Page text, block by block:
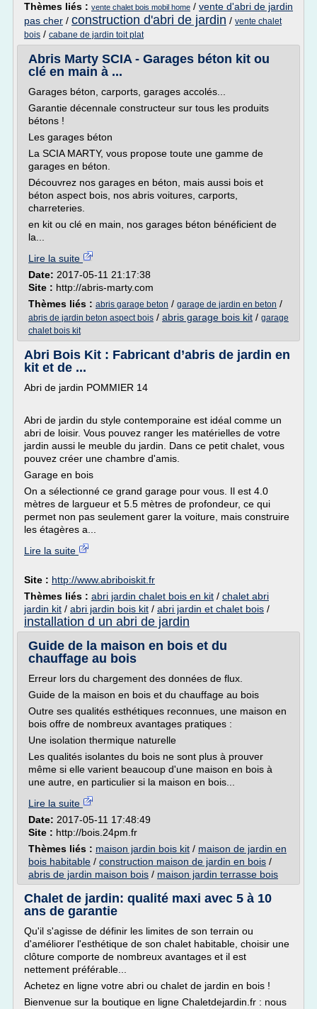
Thèmes liés : vente chalet bois mobil home / vente d'abri de jardin
pas cher / construction d'abri de jardin / vente chalet
bois / cabane de jardin toit plat
Abris Marty SCIA - Garages béton kit ou
clé en main à ...
Garages béton, carports, garages accolés...
Garantie décennale constructeur sur tous les produits
bétons !
Les garages béton
La SCIA MARTY, vous propose toute une gamme de
garages en béton.
Découvrez nos garages en béton, mais aussi bois et
béton aspect bois, nos abris voitures, carports,
charreteries.
en kit ou clé en main, nos garages béton bénéficient de
la...
Lire la suite
Date: 2017-05-11 21:17:38
Site : http://abris-marty.com
Thèmes liés : abris garage beton / garage de jardin en beton /
abris de jardin beton aspect bois / abris garage bois kit / garage
chalet bois kit
Abri Bois Kit : Fabricant d’abris de jardin en
kit et de ...
Abri de jardin POMMIER 14
Abri de jardin du style contemporaine est idéal comme un
abri de loisir. Vous pouvez ranger les matérielles de votre
jardin aussi le meuble du jardin. Dans ce petit chalet, vous
pouvez créer une chambre d'amis.
Garage en bois
On a sélectionné ce grand garage pour vous. Il est 4.0
mètres de largueur et 5.5 mètres de profondeur, ce qui
permet non pas seulement garer la voiture, mais construire
les étagères a...
Lire la suite
Site : http://www.abriboiskit.fr
Thèmes liés : abri jardin chalet bois en kit / chalet abri
jardin kit / abri jardin bois kit / abri jardin et chalet bois /
installation d un abri de jardin
Guide de la maison en bois et du
chauffage au bois
Erreur lors du chargement des données de flux.
Guide de la maison en bois et du chauffage au bois
Outre ses qualités esthétiques reconnues, une maison en
bois offre de nombreux avantages pratiques :
Une isolation thermique naturelle
Les qualités isolantes du bois ne sont plus à prouver
même si elle varient beaucoup d'une maison en bois à
une autre, en particulier si la maison en bois...
Lire la suite
Date: 2017-05-11 17:48:49
Site : http://bois.24pm.fr
Thèmes liés : maison jardin bois kit / maison de jardin en
bois habitable / construction maison de jardin en bois /
abris de jardin maison bois / maison jardin terrasse bois
Chalet de jardin: qualité maxi avec 5 à 10
ans de garantie
Qu'il s'agisse de définir les limites de son terrain ou
d'améliorer l'esthétique de son chalet habitable, choisir une
clôture comporte de nombreux avantages et il est
nettement préférable...
Achetez en ligne votre abri ou chalet de jardin en bois !
Bienvenue sur la boutique en ligne Chaletdejardin.fr : nous